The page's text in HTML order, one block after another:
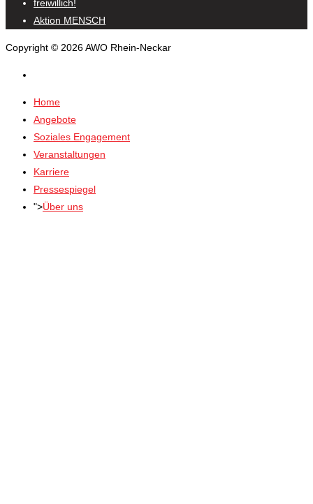
freiwillich!
Aktion MENSCH
Copyright © 2026 AWO Rhein-Neckar
Home
Angebote
Soziales Engagement
Veranstaltungen
Karriere
Pressespiegel
">Über uns